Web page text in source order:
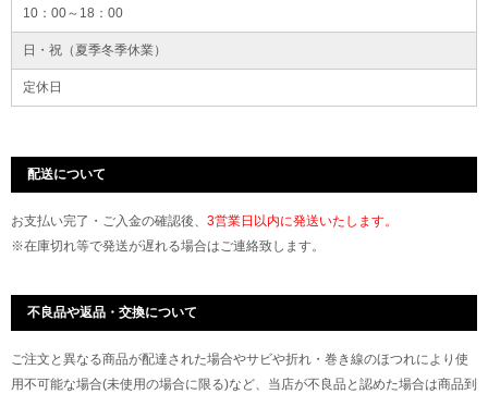
10：00～18：00
日・祝（夏季冬季休業）
定休日
配送について
お支払い完了・ご入金の確認後、 3営業日以内に発送いたします。
※在庫切れ等で発送が遅れる場合はご連絡致します。
不良品や返品・交換について
ご注文と異なる商品が配達された場合やサビや折れ・巻き線のほつれにより使
用不可能な場合(未使用の場合に限る)など、当店が不良品と認めた場合は商品到